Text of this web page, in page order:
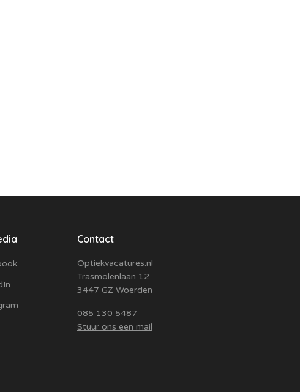
Contact
Optiekvacatures.nl
Trasmolenlaan 12
3447 GZ Woerden
085 130 5487
Stuur ons een mail